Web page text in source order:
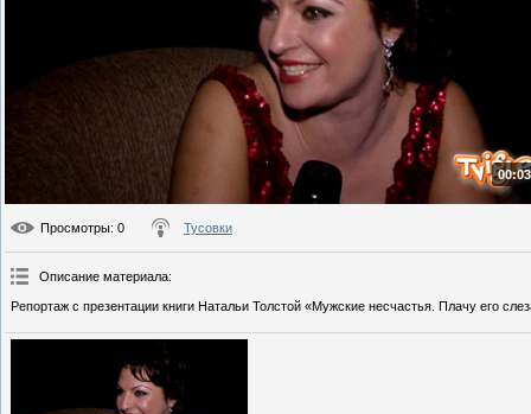
Просмотры: 0 Тусовки
Описание материала:
Репортаж с презентации книги Натальи Толстой «Мужские несчастья. Плачу его